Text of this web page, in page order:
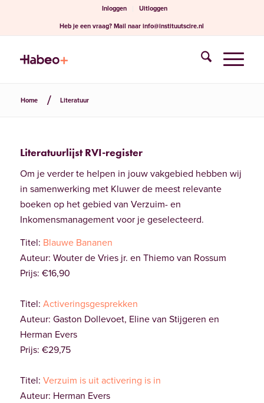
Inloggen Uitloggen
Heb je een vraag? Mail naarinfo@instituutscire.nl
Home Literatuur
Literatuurlijst RVI-register
Om je verder te helpen in jouw vakgebied hebben wij
in samenwerking met Kluwer de meest relevante
boeken op het gebied van Verzuim- en
Inkomensmanagement voor je geselecteerd.
Titel: Blauwe Bananen
Auteur: Wouter de Vries jr. en Thiemo van Rossum
Prijs: €16,90
Titel: Activeringsgesprekken
Auteur: Gaston Dollevoet, Eline van Stijgeren en
Herman Evers
Prijs: €29,75
Titel: Verzuim is uit activering is in
Auteur: Herman Evers